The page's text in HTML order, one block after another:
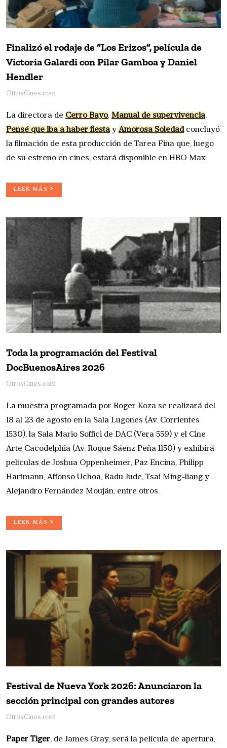
Finalizó el rodaje de “Los Erizos”, película de
Victoria Galardi con Pilar Gamboa y Daniel
Hendler
OtrosCines.com
La directora de Cerro Bayo, Manual de supervivencia,
Pensé que iba a haber fiestayAmorosa Soledadconcluyó
la filmación de esta producción de Tarea Fina que, luego
de su estreno en cines, estará disponible en HBO Max.
LEER MÁS
Toda la programación del Festival
DocBuenosAires 2026
OtrosCines.com
La muestra programada por Roger Koza se realizará del
18 al 23 de agosto en la Sala Lugones (Av. Corrientes
1530), la Sala Mario Soffici de DAC (Vera 559) y el Cine
Arte Cacodelphia (Av. Roque Sáenz Peña 1150) y exhibirá
películas de Joshua Oppenheimer, Paz Encina, Philipp
Hartmann, Affonso Uchoa, Radu Jude, Tsai Ming-liang y
Alejandro Fernández Mouján, entre otros.
LEER MÁS
Festival de Nueva York 2026: Anunciaron la
sección principal con grandes autores
OtrosCines.com
Paper Tiger, de James Gray, será la película de apertura,